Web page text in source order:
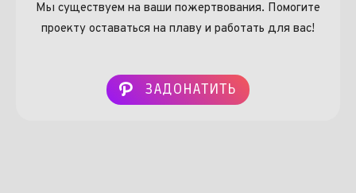
Мы существуем на ваши пожертвования. Помогите
проекту оставаться на плаву и работать для вас!
ЗАДОНАТИТЬ